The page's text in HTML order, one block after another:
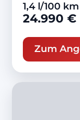
1,4 l/100 km
24.990 €
Zum